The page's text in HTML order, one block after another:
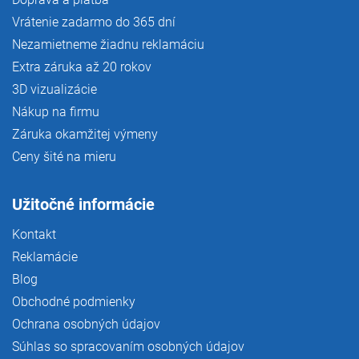
Vrátenie zadarmo do 365 dní
Nezamietneme žiadnu reklamáciu
Extra záruka až 20 rokov
3D vizualizácie
Nákup na firmu
Záruka okamžitej výmeny
Ceny šité na mieru
Užitočné informácie
Kontakt
Reklamácie
Blog
Obchodné podmienky
Ochrana osobných údajov
Súhlas so spracovaním osobných údajov